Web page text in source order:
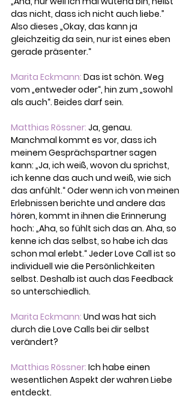
das nicht, dass ich nicht auch liebe.”
Also dieses „Okay, das kann ja
gleichzeitig da sein, nur ist eines eben
gerade präsenter.“
Marita Eckmann: Das ist schön. Weg
vom „entweder oder“, hin zum „sowohl
als auch“. Beides darf sein.
Matthias Rössner: Ja, genau.
Manchmal kommt es vor, dass ich
meinem Gesprächspartner sagen
kann: „Ja, ich weiß, wovon du sprichst,
ich kenne das auch und weiß, wie sich
das anfühlt.“ Oder wenn ich von meinen
Erlebnissen berichte und andere das
hören, kommt in ihnen die Erinnerung
hoch: „Aha, so fühlt sich das an. Aha, so
kenne ich das selbst, so habe ich das
schon mal erlebt.“ Jeder Love Call ist so
individuell wie die Persönlichkeiten
selbst. Deshalb ist auch das Feedback
so unterschiedlich.
Marita Eckmann: Und was hat sich
durch die Love Calls bei dir selbst
verändert?
Matthias Rössner: Ich habe einen
wesentlichen Aspekt der wahren Liebe
entdeckt.